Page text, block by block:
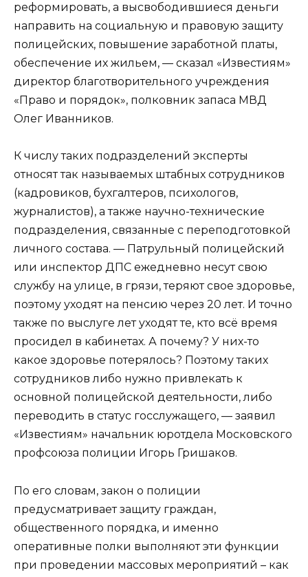
реформировать, а высвободившиеся деньги
направить на социальную и правовую защиту
полицейских, повышение заработной платы,
обеспечение их жильем, — сказал «Известиям»
директор благотворительного учреждения
«Право и порядок», полковник запаса МВД
Олег Иванников.
К числу таких подразделений эксперты
относят так называемых штабных сотрудников
(кадровиков, бухгалтеров, психологов,
журналистов), а также научно-технические
подразделения, связанные с переподготовкой
личного состава. — Патрульный полицейский
или инспектор ДПС ежедневно несут свою
службу на улице, в грязи, теряют свое здоровье,
поэтому уходят на пенсию через 20 лет. И точно
также по выслуге лет уходят те, кто всё время
просидел в кабинетах. А почему? У них-то
какое здоровье потерялось? Поэтому таких
сотрудников либо нужно привлекать к
основной полицейской деятельности, либо
переводить в статус госслужащего, — заявил
«Известиям» начальник юротдела Московского
профсоюза полиции Игорь Гришаков.
По его словам, закон о полиции
предусматривает защиту граждан,
общественного порядка, и именно
оперативные полки выполняют эти функции
при проведении массовых мероприятий – как